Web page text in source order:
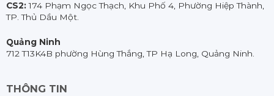
CS2:174 Phạm Ngọc Thạch, Khu Phố 4, Phường Hiệp Thành,
TP. Thủ Dầu Một.
Quảng Ninh
712 T13K4B phường Hùng Thắng, TP Hạ Long, Quảng Ninh.
THÔNG TIN